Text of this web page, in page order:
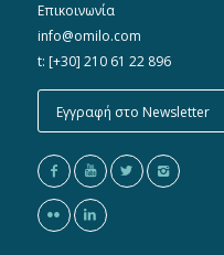
Επικοινωνία
info@omilo.com
t: [+30] 210 61 22 896
Εγγραφή στο Newsletter